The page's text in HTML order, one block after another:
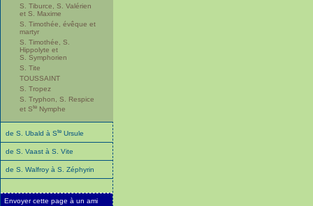
S. Tiburce, S. Valérien
et S. Maxime
S. Timothée, évêque et
martyr
S. Timothée, S.
Hippolyte et
S. Symphorien
S. Tite
TOUSSAINT
S. Tropez
S. Tryphon, S. Respice
et Ste Nymphe
de S. Ubald à Ste Ursule
de S. Vaast à S. Vite
de S. Walfroy à S. Zéphyrin
Envoyer cette page à un ami